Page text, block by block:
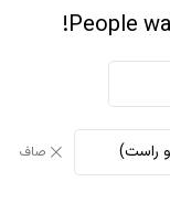
People
صاف